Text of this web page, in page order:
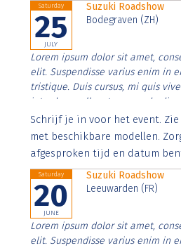
Saturday
25
JULY
Suzuki Roadshow
Bodegraven (ZH)
Lorem ipsum dolor sit amet,
elit. Suspendisse varius enim in
tristique. Duis cursus, mi quis
interdum nulla, ut commodo
Aenean faucibus nibh et justo
imperdiet. Nunc ut sem vitae
Schrijf je in voor het event.
met beschikbare modellen.
afgesproken tijd en datum
Saturday
20
JUNE
Suzuki Roadshow
Leeuwarden (FR)
Lorem ipsum dolor sit amet,
elit. Suspendisse varius enim in